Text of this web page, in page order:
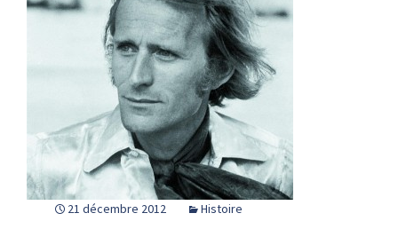
21 décembre 2012 Histoire